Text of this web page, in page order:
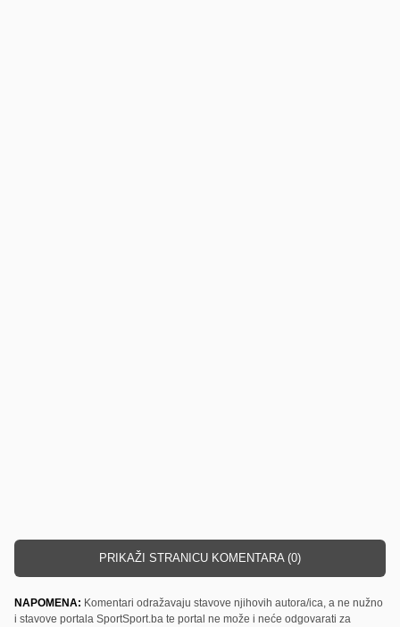
PRIKAŽI STRANICU KOMENTARA (0)
NAPOMENA: Komentari odražavaju stavove njihovih autora/ica, a ne nužno
i stavove portala SportSport.ba te portal ne može i neće odgovarati za